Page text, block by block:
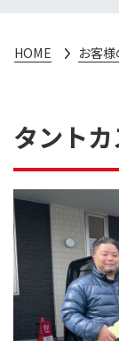
HOME お客
タントカ